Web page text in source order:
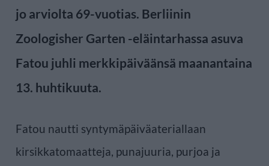
jo arviolta 69-vuotias. Berliinin
Zoologisher Garten -eläintarhassa asuva
Fatou juhli merkkipäiväänsä maanantaina
13. huhtikuuta.
Fatou nautti syntymäpäiväateriallaan
kirsikkatomaatteja, punajuuria, purjoa ja